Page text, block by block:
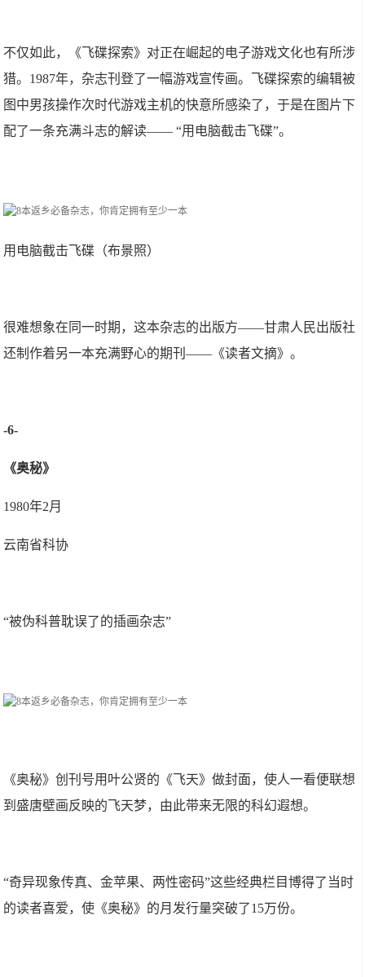
不仅如此，《飞碟探索》对正在崛起的电子游戏文化也有所涉
猎。1987年，杂志刊登了一幅游戏宣传画。飞碟探索的编辑被
图中男孩操作次时代游戏主机的快意所感染了，于是在图片下
配了一条充满斗志的解读—— “用电脑截击飞碟”。
用电脑截击飞碟（布景照）
很难想象在同一时期，这本杂志的出版方——甘肃人民出版社
还制作着另一本充满野心的期刊——《读者文摘》。
-6-
《奥秘》
1980年2月
云南省科协
“被伪科普耽误了的插画杂志”
《奥秘》创刊号用叶公贤的《飞天》做封面，使人一看便联想
到盛唐壁画反映的飞天梦，由此带来无限的科幻遐想。
“奇异现象传真、金苹果、两性密码”这些经典栏目博得了当时
的读者喜爱，使《奥秘》的月发行量突破了15万份。